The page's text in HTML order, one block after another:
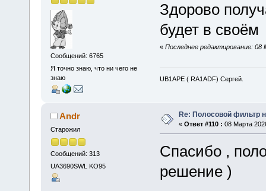
Сообщений: 6765
Я точно знаю, что ни чего не
знаю
Здорово
будет в
« Последнее редактирование:
UB1APE ( RA1ADF) Сергей.
Andr
Старожил
Сообщений: 313
UA3690SWL KO95
Re: Полосовой фильтр
« Ответ #110 : 08 Марта
Спасибо ,
решение )